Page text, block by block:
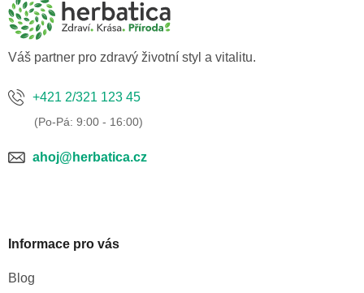
a
Váš partner pro zdravý životní styl a vitalitu.
+421 2/321 123 45
ahoj@herbatica.cz
Informace pro vás
Blog